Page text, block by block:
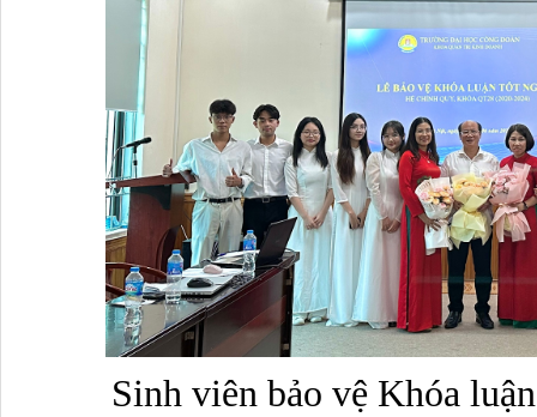
Sinh viên bảo vệ Khóa